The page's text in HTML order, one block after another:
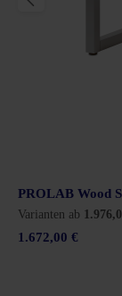
rundPROLAB Wood
Varianten ab
1.672,00 €